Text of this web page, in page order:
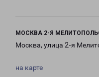
МОСКВА 2-Я
Москва, улица 2-я
на карте